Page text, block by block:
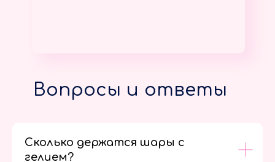
Вопросы и ответы
Сколько держатся шары с
гелием?